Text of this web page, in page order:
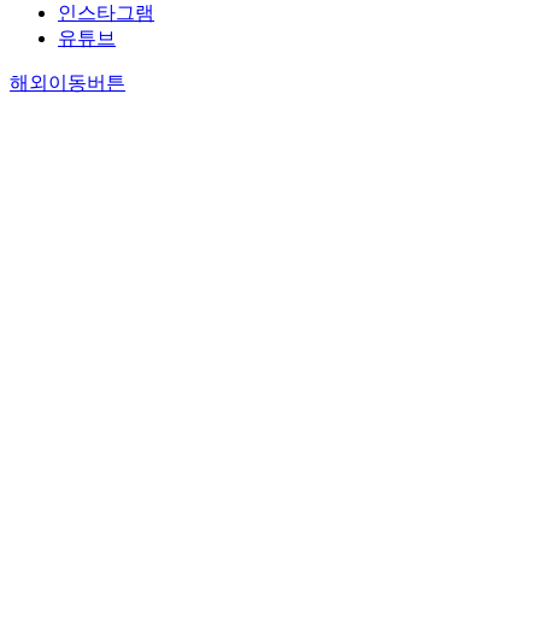
인스타그램
유튜브
해외이동버튼